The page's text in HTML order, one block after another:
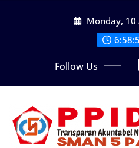
Monday, 10
Follow Us